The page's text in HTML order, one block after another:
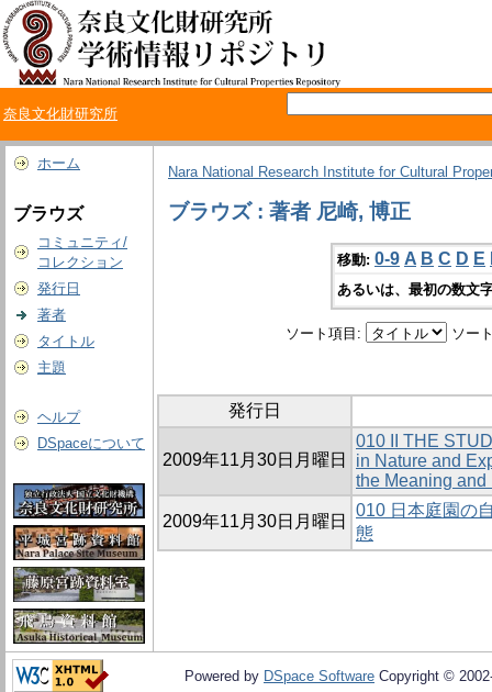
奈良文化財研究所
ホーム
ブラウズ
コミュニティ/
コレクション
発行日
著者
タイトル
主題
ヘルプ
DSpaceについて
Nara National Research Institute for Cultural
ブラウズ : 著者 尼崎, 博正
移動: 0-9 A B C D E
あるいは、最初の数文
ソート項目: ソー
発行日
2009年11月30日月曜日
010 II THE
in Nature and
the Meaning and
2009年11月30日月曜日
010 日本庭園の
態
Powered by DSpace Software Copyright ©